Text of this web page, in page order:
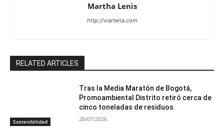
Martha Lenis
http://viarteria.com
RELATED ARTICLES
Sostenibilidad
Tras la Media Maratón de Bogotá,
Promoambiental Distrito retiró cerca de
cinco toneladas de residuos
28/07/2026